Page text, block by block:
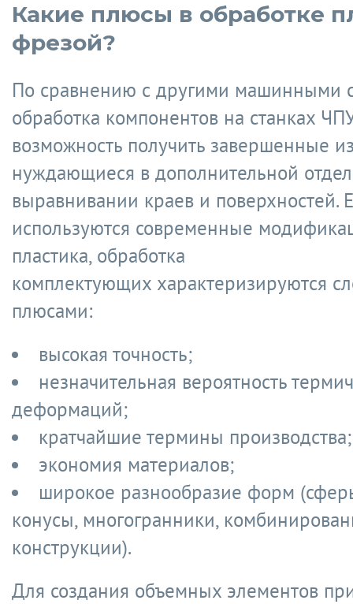
Какие плюсы в обработке
фрезой?
По сравнению с другими машинными
обработка компонентов на станках
возможность получить завершенные
нуждающиеся в дополнительной
выравнивании краев и поверхностей.
используются современные
пластика, обработка
комплектующих характеризируются
плюсами:
высокая точность;
незначительная вероятность
деформаций;
кратчайшие термины производства;
экономия материалов;
широкое разнообразие форм
конусы, многогранники,
конструкции).
Для создания объемных элементов